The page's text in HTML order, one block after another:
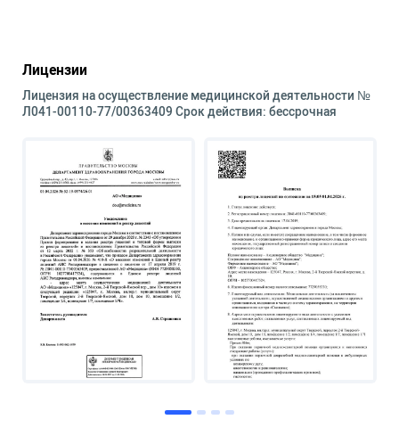
Лицензии
Лицензия на осуществление медицинской деятельности №
Л041-00110-77/00363409 Срок действия: бессрочная